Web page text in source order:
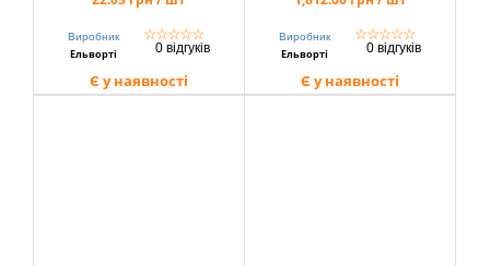
Виробник
Ельворті
☆☆☆☆☆
0 відгуків
Є у наявності
Виробник
Ельворті
☆☆☆☆☆
0 відгуків
Є у наявності